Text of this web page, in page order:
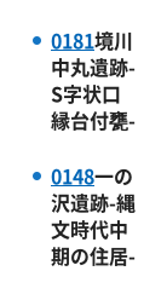
0181境川
中丸遺跡-
S字状口
縁台付甕-
0148一の
沢遺跡-縄
文時代中
期の住居-